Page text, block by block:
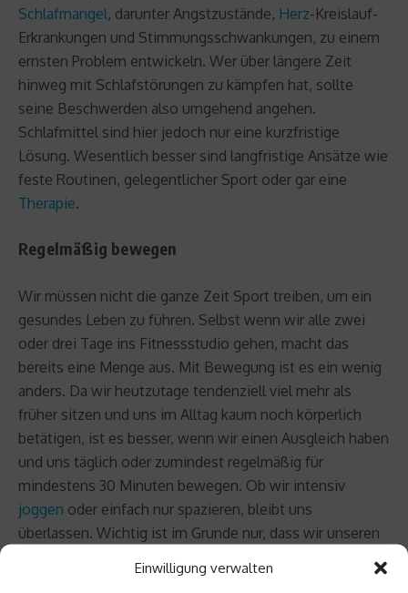
Einwilligung verwalten
Schlafmangel, darunter Angstzustände, Herz-Kreislauf-
Erkrankungen und Stimmungsschwankungen, zu einem
ernsten Problem entwickeln. Wer über längere Zeit
hinweg mit Schlafstörungen zu kämpfen hat, sollte
seine Beschwerden also umgehend angehen.
Schlafmittel sind hier jedoch nur eine kurzfristige
Lösung. Wesentlich besser sind langfristige Ansätze wie
feste Routinen, gelegentlicher Sport oder gar eine
Therapie.
Regelmäßig bewegen
Wir müssen nicht die ganze Zeit Sport treiben, um ein
gesundes Leben zu führen. Selbst wenn wir alle zwei
oder drei Tage ins Fitnessstudio gehen, macht das
bereits eine Menge aus. Mit Bewegung ist es ein wenig
anders. Da wir heutzutage tendenziell viel mehr als
früher sitzen und uns im Alltag kaum noch körperlich
betätigen, ist es besser, wenn wir einen Ausgleich haben
und uns täglich oder zumindest regelmäßig für
mindestens 30 Minuten bewegen. Ob wir intensiv
joggen oder einfach nur spazieren, bleibt uns
überlassen. Wichtig ist im Grunde nur, dass wir unseren
wenigen Wochen positive Veränderungen begünstigen.